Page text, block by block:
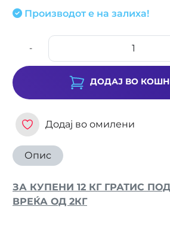
Производот е на залиха!
-
ДОДАЈ ВО
Додај во омилени
Опис
ЗА КУПЕНИ 12 КГ ГРАТИС
ВРЕЌА ОД 2КГ